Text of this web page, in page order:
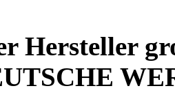
Hersteller